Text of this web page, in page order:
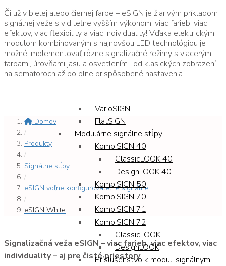
eSIGN White
eSIGN Black
Kompaktné signálne stĺpy
Signálny stĺp RST 56
KOMPAKT 37
deSIGN 42
VarioSIGN
FlatSIGN
Modulárne signálne stĺpy
KombiSIGN 40
ClassicLOOK 40
DesignLOOK 40
KombiSIGN 50
KombiSIGN 70
KombiSIGN 71
KombiSIGN 72
ClassicLOOK
DesignLOOK
Príslušenstvo k modul. signálnym
Či už v bielej alebo čiernej farbe – eSIGN je žiarivým príkladom
signálnej veže s viditeľne vyšším výkonom: viac farieb, viac
efektov, viac flexibility a viac individuality! Vďaka elektrickým
modulom kombinovaným s najnovšou LED technológiou je
možné implementovať rôzne signalizačné režimy s viacerými
farbami, úrovňami jasu a osvetlením- od klasických zobrazení
na semaforoch až po plne prispôsobené nastavenia.
Domov
/
Produkty
/
Signálne stĺpy
/
eSIGN voľne konfigurovateľné signálne...
/
eSIGN White
Signalizačná veža eSIGN – viac farieb, viac efektov, viac
individuality – aj pre čisté priestory